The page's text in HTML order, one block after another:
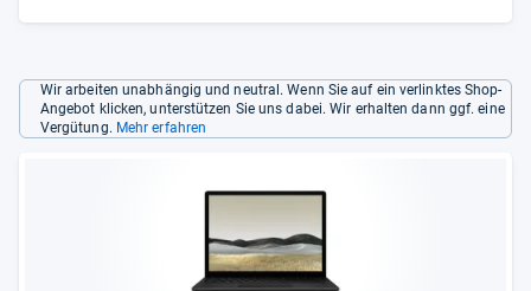
und
sich
mit
Wir arbeiten unabhängig und neutral. Wenn Sie auf ein verlinktes Shop-
Angebot klicken, unterstützen Sie uns dabei. Wir erhalten dann ggf. eine
Vergütung. Mehr erfahren